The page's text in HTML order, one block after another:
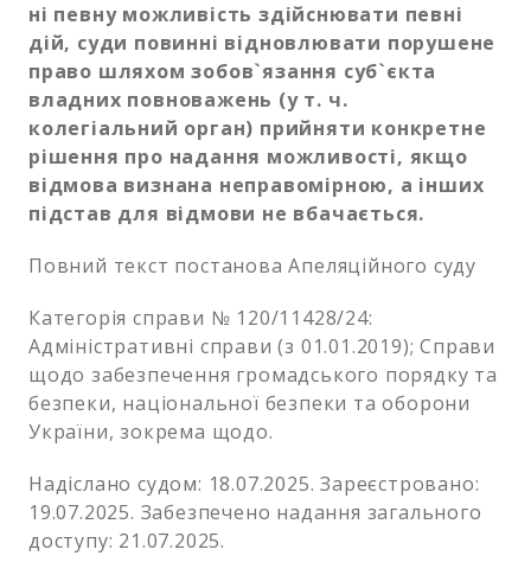
ні певну можливість здійснювати певні
дій, суди повинні відновлювати порушене
право шляхом зобов`язання суб`єкта
владних повноважень (у т. ч.
колегіальний орган) прийняти конкретне
рішення про надання можливості, якщо
відмова визнана неправомірною, а інших
підстав для відмови не вбачається.
Повний текст постанова Апеляційного суду
Категорія справи № 120/11428/24:
Адміністративні справи (з 01.01.2019); Справи
щодо забезпечення громадського порядку та
безпеки, національної безпеки та оборони
України, зокрема щодо.
Надіслано судом: 18.07.2025. Зареєстровано:
19.07.2025. Забезпечено надання загального
доступу: 21.07.2025.